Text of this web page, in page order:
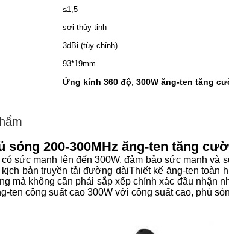
≤1,5
sợi thủy tinh
3dBi (tùy chỉnh)
93*19mm
Ứng kính 360 độ, 300W ăng-ten tăng
sóng 200-300MHz ăng-ten tăng
sức mạnh lên đến 300W, đảm bảo sức mạnh
bản truyền tải đường dàiThiết kế ăng-ten
mà không cần phải sắp xếp chính xác đầu nhận
ten công suất cao 300W với công suất cao, phủ